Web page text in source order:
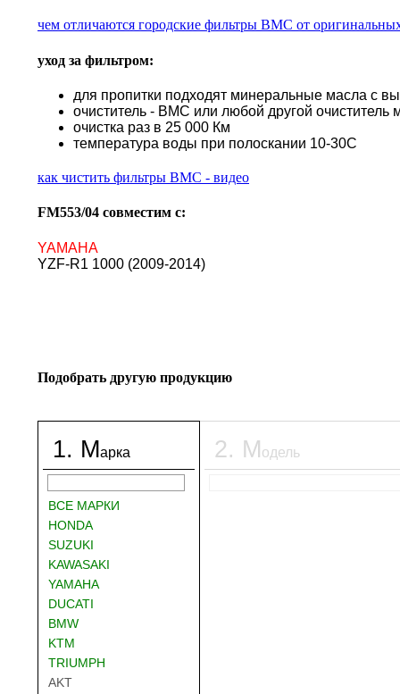
чем отличаются городские фильтры BMC от
уход за фильтром:
для пропитки подходят минеральные масла с
очиститель - BMC или любой другой
очистка раз в 25 000 Км
температура воды при полоскании 10-30С
как чистить фильтры BMC - видео
FM553/04 совместим с:
YAMAHA
YZF-R1 1000 (2009-2014)
Подобрать другую продукцию
1. Марка
ВСЕ МАРКИ
HONDA
SUZUKI
KAWASAKI
YAMAHA
DUCATI
BMW
KTM
TRIUMPH
AKT
2. Модель